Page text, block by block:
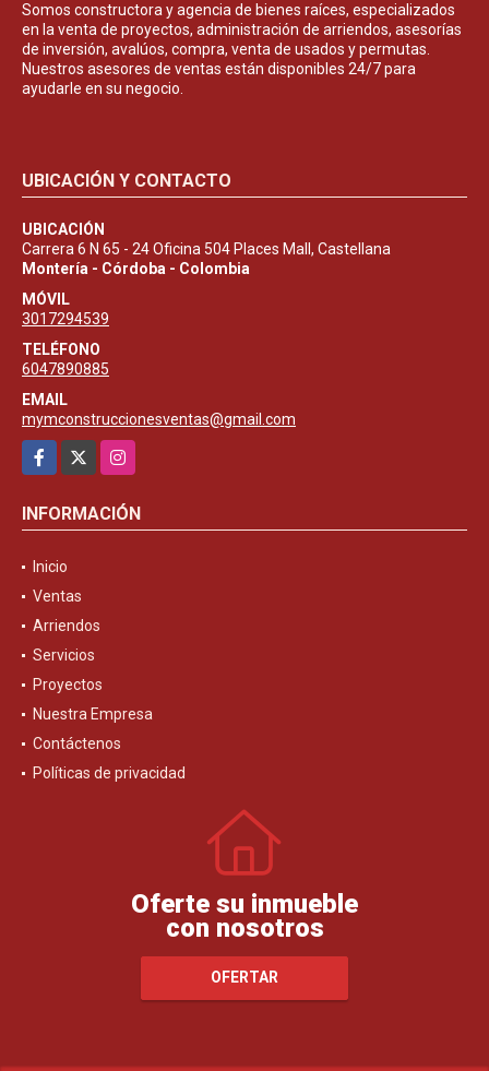
Somos constructora y agencia de bienes raíces, especializados
en la venta de proyectos, administración de arriendos, asesorías
de inversión, avalúos, compra, venta de usados y permutas.
Nuestros asesores de ventas están disponibles 24/7 para
ayudarle en su negocio.
UBICACIÓN Y CONTACTO
UBICACIÓN
Carrera 6 N 65 - 24 Oficina 504 Places Mall, Castellana
Montería - Córdoba - Colombia
MÓVIL
3017294539
TELÉFONO
6047890885
EMAIL
mymconstruccionesventas@gmail.com
Facebook
Instagram
INFORMACIÓN
Inicio
Ventas
Arriendos
Servicios
Proyectos
Nuestra Empresa
Contáctenos
Políticas de privacidad
Oferte su inmueble
con nosotros
OFERTAR